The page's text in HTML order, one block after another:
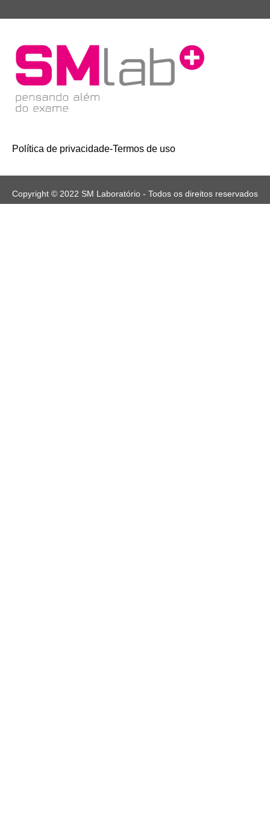
Política de privacidade-Termos de uso
Copyright © 2022 SM Laboratório - Todos os direitos reservados